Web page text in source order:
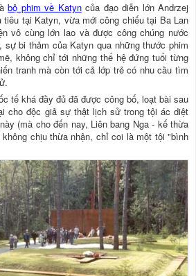
bộ phim về Katyncủa đạo diễn lớn Andrzej
tiêu tại Katyn, vừa mới công chiếu tại Ba Lan
vô cùng lớn lao và được công chúng nước
bi thảm của Katyn qua những thước phim
không chỉ tới những thế hệ đứng tuổi từng
tranh mà còn tới cả lớp trẻ có nhu cầu tìm
tế khá đầy đủ đã được công bố, loạt bài sau
cho độc giả sự thật lịch sử trong tội ác diệt
(mà cho đến nay, Liên bang Nga - kế thừa
chịu thừa nhận, chỉ coi là một tội "bình